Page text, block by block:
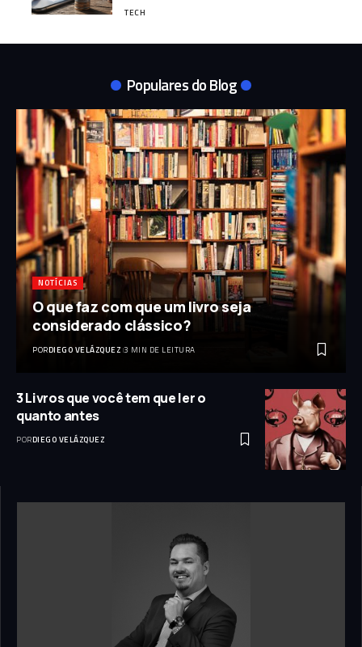
TECH
Populares do Blog
NOTÍCIAS
O que faz com que um livro seja
considerado clássico?
PORDIEGO VELÁZQUEZ 3 MIN DE LEITURA
3 Livros que você tem que ler o
quanto antes
PORDIEGO VELÁZQUEZ